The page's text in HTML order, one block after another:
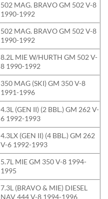
502 MAG. BRAVO GM 502 V-8
1990-1992
502 MAG. BRAVO GM 502 V-8
1990-1992
8.2L MIE W/HURTH GM 502 V-
8 1990-1992
350 MAG (SKI) GM 350 V-8
1991-1996
4.3L (GEN II) (2 BBL.) GM 262 V-
6 1992-1993
4.3LX (GEN II) (4 BBL.) GM 262
V-6 1992-1993
5.7L MIE GM 350 V-8 1994-
1995
7.3L (BRAVO & MIE) DIESEL
NAV 444 V-8 1994-1996